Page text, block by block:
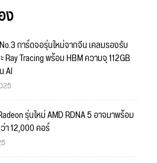
ง
การ์ดจอรุ่นใหม่จากจีน เคลมรองรับ
Ray Tracing พร้อม HBM ความจุ 112GB
AI
รุ่นใหม่ AMD RDNA 5 อาจมาพร้อม
า 12,000 คอร์